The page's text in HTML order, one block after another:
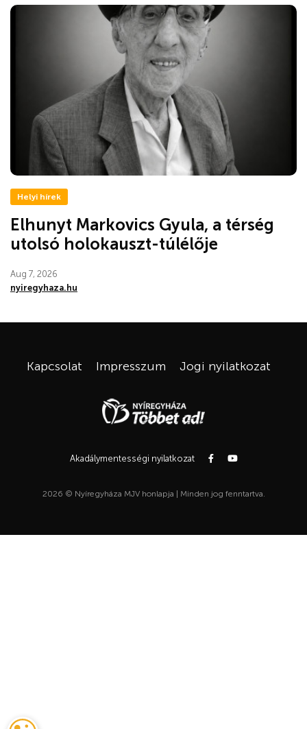
Helyi hírek
Elhunyt Markovics Gyula, a térség
utolsó holokauszt-túlélője
Aug 7, 2026
nyiregyhaza.hu
Kapcsolat Impresszum Jogi nyilatkozat
Akadálymentességi nyilatkozat
2026 © Nyíregyháza MJV honlapja | Minden jog fenntartva.